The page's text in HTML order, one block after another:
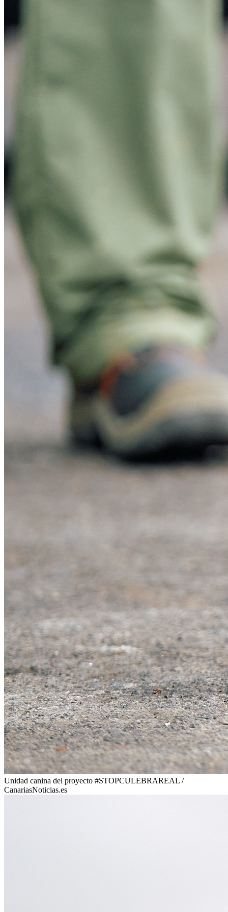
Unidad canina del proyecto #STOPCULEBRAREAL /
CanariasNoticias.es